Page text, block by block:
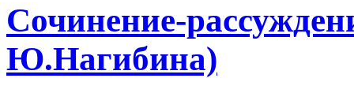
Сочинение-
Ю.Нагибина)